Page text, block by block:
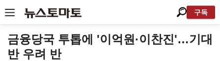
구독
금융당국 투톱에 '이억원·이찬진'…기대
반 우려 반